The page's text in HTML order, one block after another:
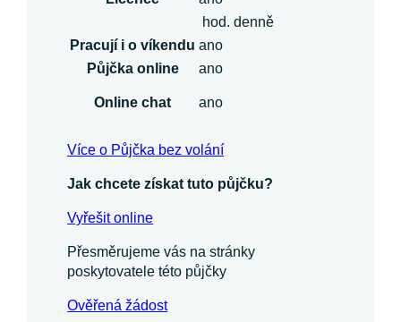
hod. denně
Pracují i o víkendu ano
Půjčka online
ano
Online chat ano
Více o Půjčka bez volání
Jak chcete získat tuto půjčku?
Vyřešit online
Přesměrujeme vás na stránky
poskytovatele této půjčky
Ověřená žádost